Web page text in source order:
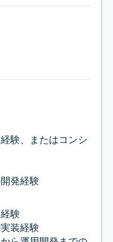
験、またはコンシ
発経験
験
装経験